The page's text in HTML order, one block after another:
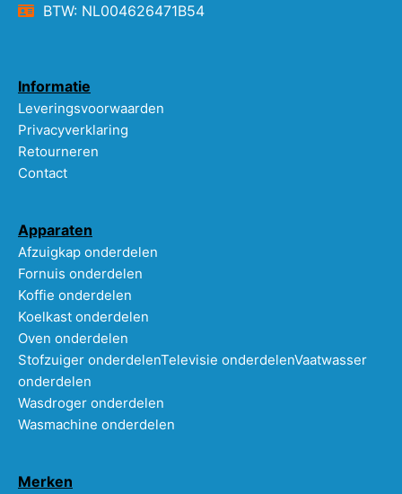
BTW: NL004626471B54
Informatie
Leveringsvoorwaarden
Privacyverklaring
Retourneren
Contact
Apparaten
Afzuigkap onderdelen
Fornuis onderdelen
Koffie onderdelen
Koelkast onderdelen
Oven onderdelen
Stofzuiger onderdelenTelevisie onderdelenVaatwasser
onderdelen
Wasdroger onderdelen
Wasmachine onderdelen
Merken